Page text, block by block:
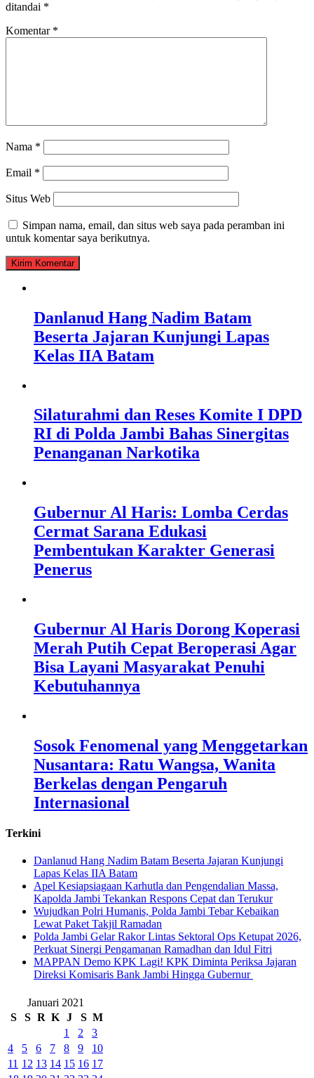
ditandai *
Komentar *
Nama *
Email *
Situs Web
Simpan nama, email, dan situs web saya pada peramban ini
untuk komentar saya berikutnya.
Danlanud Hang Nadim Batam
Beserta Jajaran Kunjungi Lapas
Kelas IIA Batam
Silaturahmi dan Reses Komite I DPD
RI di Polda Jambi Bahas Sinergitas
Penanganan Narkotika
Gubernur Al Haris: Lomba Cerdas
Cermat Sarana Edukasi
Pembentukan Karakter Generasi
Penerus
Gubernur Al Haris Dorong Koperasi
Merah Putih Cepat Beroperasi Agar
Bisa Layani Masyarakat Penuhi
Kebutuhannya
Sosok Fenomenal yang Menggetarkan
Nusantara: Ratu Wangsa, Wanita
Berkelas dengan Pengaruh
Internasional
Terkini
Danlanud Hang Nadim Batam Beserta Jajaran Kunjungi
Lapas Kelas IIA Batam
Apel Kesiapsiagaan Karhutla dan Pengendalian Massa,
Kapolda Jambi Tekankan Respons Cepat dan Terukur
Wujudkan Polri Humanis, Polda Jambi Tebar Kebaikan
Lewat Paket Takjil Ramadan
Polda Jambi Gelar Rakor Lintas Sektoral Ops Ketupat 2026,
Perkuat Sinergi Pengamanan Ramadhan dan Idul Fitri
‎MAPPAN Demo KPK Lagi! KPK Diminta Periksa Jajaran
Direksi Komisaris Bank Jambi Hingga Gubernur ‎
Januari 2021
S
S R K J S M
1
2
3
4
5 6 7 8 9
10
11 12 13 14 15 16 17